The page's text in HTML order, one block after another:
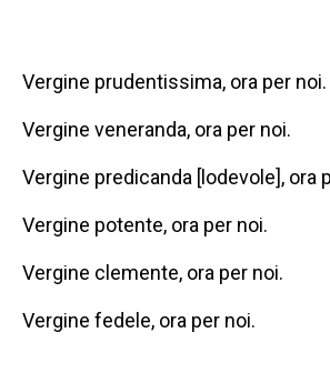
Vergine prudentissima, ora per noi.
Vergine veneranda, ora per noi.
Vergine predicanda [lodevole], ora
Vergine potente, ora per noi.
Vergine clemente, ora per noi.
Vergine fedele, ora per noi.